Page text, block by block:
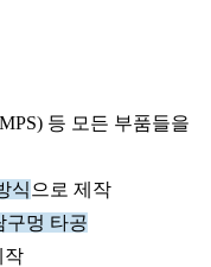
등 모든 부품들을
식 으로 제작
구멍 타공
작